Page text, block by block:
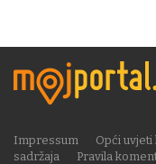
Impressum Opći
sadržaja
Pravila